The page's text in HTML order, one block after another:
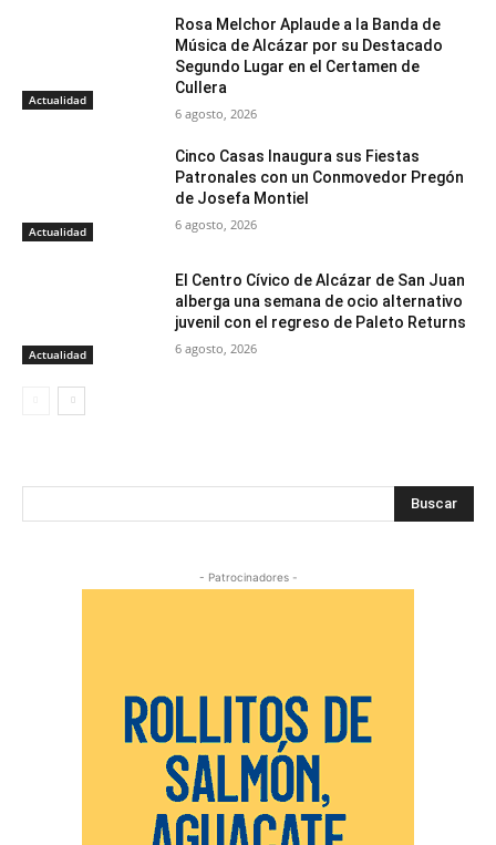
Actualidad
Rosa Melchor Aplaude a la Banda de
Música de Alcázar por su Destacado
Segundo Lugar en el Certamen de
Cullera
6 agosto, 2026
Actualidad
Cinco Casas Inaugura sus Fiestas
Patronales con un Conmovedor Pregón
de Josefa Montiel
6 agosto, 2026
Actualidad
El Centro Cívico de Alcázar de San Juan
alberga una semana de ocio alternativo
juvenil con el regreso de Paleto Returns
6 agosto, 2026
Buscar
- Patrocinadores -